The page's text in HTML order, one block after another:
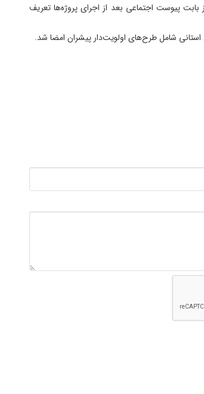
پیوست اجتماعی بعد از اجرای پروژه‌ها تعریف
استانی شامل طرح‌های اولویت‌دار پیشران امضا شد.